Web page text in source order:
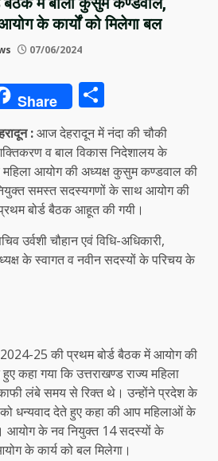
के कार्यों को मिलेगा बल
07/06/2024
Share
:आज देहरादून में नंदा की चौकी
व बाल विकास निदेशालय के
महिला आयोग की अध्यक्ष कुसुम कण्डवाल की
समस्त सदस्यगणों के साथ आयोग की
बोर्ड बैठक आहूत की गयी।
चौहान एवं विधि-अधिकारी,
के स्वागत व नवीन सदस्यों के परिचय के
2024-25 की प्रथम बोर्ड बैठक में आयोग की
हुए कहा गया कि उत्तराखण्ड राज्य महिला
लंबे समय से रिक्त थे। उन्होंने प्रदेश के
को धन्यवाद देते हुए कहा की आप महिलाओं के
आयोग के नव नियुक्त 14 सदस्यों के
के कार्य को बल मिलेगा।